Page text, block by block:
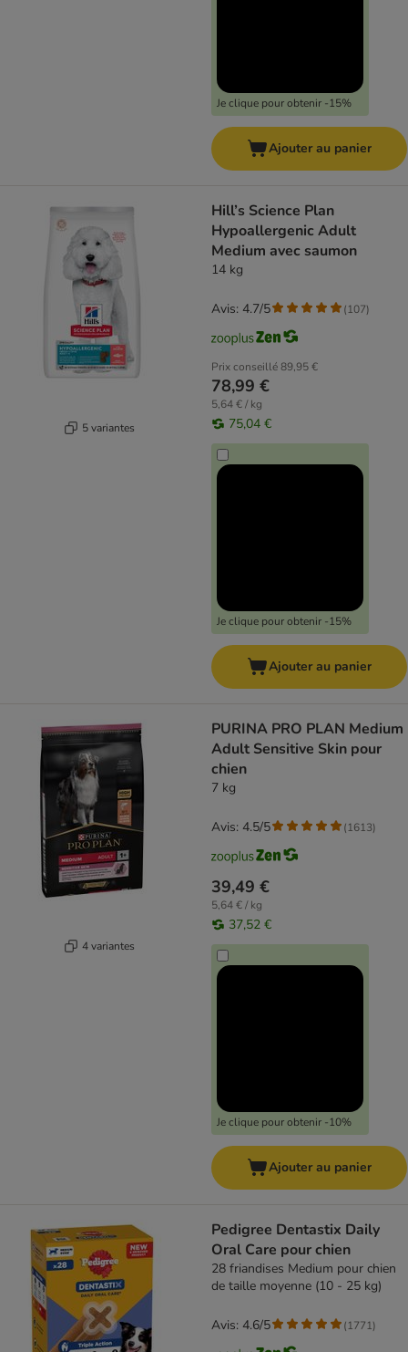
Je clique pour obtenir -15%
Ajouter au panier
5 variantes
Hill’s Science Plan
Hypoallergenic Adult
Medium avec saumon
14 kg
Prix conseillé89,95 €
78,99 €
5,64 € / kg
75,04 €
Je clique pour obtenir -15%
Avis: 4.7/5 (107)
Ajouter au panier
4 variantes
PURINA PRO PLAN Medium
Adult Sensitive Skin pour
chien
7 kg
39,49 €
5,64 € / kg
37,52 €
Je clique pour obtenir -10%
Avis: 4.5/5 (1613)
Ajouter au panier
Pedigree Dentastix Daily
Oral Care pour chien
28 friandises Medium pour chien
de taille moyenne (10 - 25 kg)
Avis: 4.6/5 (1771)